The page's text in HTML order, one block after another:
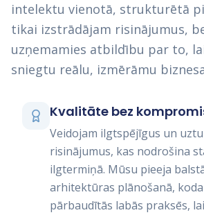
intelektu vienotā, strukturētā
tikai izstrādājam risinājumus,
uzņemamies atbildību par to,
sniegtu reālu, izmērāmu
Kvalitāte bez
Veidojam ilgtspējīgus un
risinājumus, kas nodrošina
ilgtermiņā. Mūsu pieeja
arhitektūras plānošanā,
pārbaudītās labās praksēs,